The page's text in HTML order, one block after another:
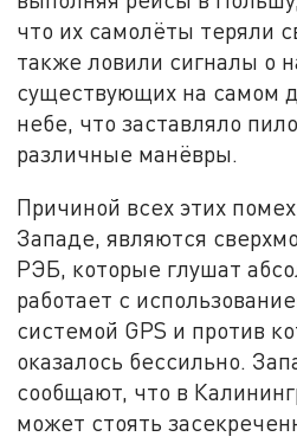
что их самолёты теряли
также ловили сигналы о
существующих на самом
небе, что заставляло
различные манёвры.
Причиной всех этих
Западе, являются
РЭБ, которые глушат
работает с
системой GPS и против
оказалось бессильно.
сообщают, что в
может стоять